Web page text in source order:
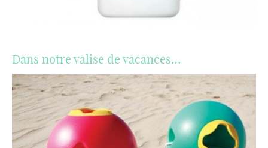
Dans notre valise de vacances…